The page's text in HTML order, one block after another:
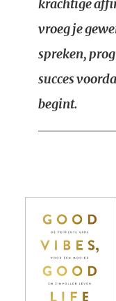
krachtige
vroeg je
spreken,
succes
begint.